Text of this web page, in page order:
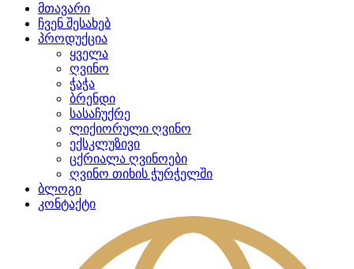
მთავარი
ჩვენ შესახებ
პროდუქცია
ყველა
ღვინო
ჭაჭა
ბრენდი
სასაჩუქრე
ლიქიორული ღვინო
ექსკლუზივი
ცქრიალა ღვინოები
ღვინო თიხის ჭურჭელში
ბლოგი
კონტაქტი